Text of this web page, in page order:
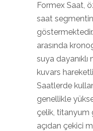
Formex Saat,
saat
arasında
suya
kuvars
Saatlerde
genellikle
çelik, titanyum
açıdan çekici